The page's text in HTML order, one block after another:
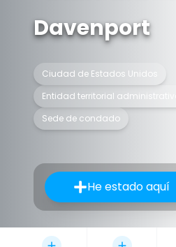
Davenport
Ciudad de Estados Unidos
Entidad territorial administrativa
Sede de condado
He estado aquí